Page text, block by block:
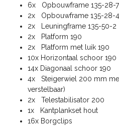
6x Opbouwframe 135-28-7
2x Opbouwframe 135-28-4
2x Leuningframe 135-50-2
2x Platform 190
2x Platform met luik 190
10x Horizontaal schoor 190
14x Diagonaal schoor 190
4x Steigerwiel 200 mm
verstelbaar)
2x Telestabilisator 200
1x Kantplankset hout
16x Borgclips